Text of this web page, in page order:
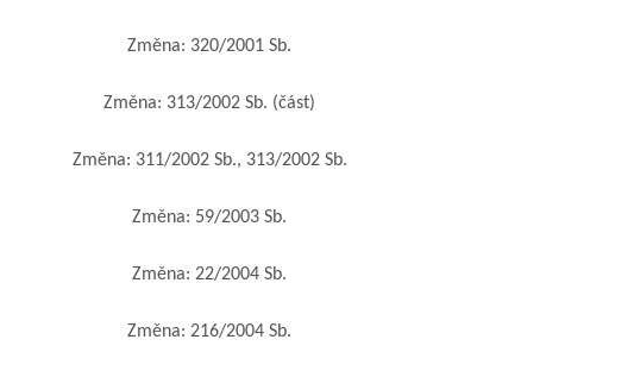
Změna: 320/2001 Sb.
Změna: 313/2002 Sb. (část)
Změna: 311/2002 Sb., 313/2002 Sb.
Změna: 59/2003 Sb.
Změna: 22/2004 Sb.
Změna: 216/2004 Sb.